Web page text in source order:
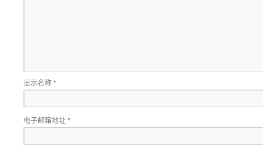
显示名称*
电子邮箱地址*